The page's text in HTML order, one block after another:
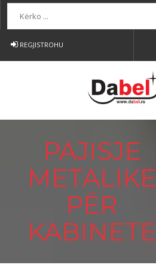
REGJISTROHU
PAJISJE
METALIKE
PËR
KABINETE